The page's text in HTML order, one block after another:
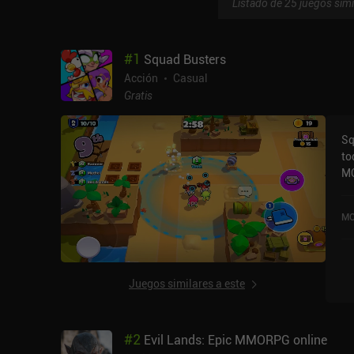
Listado de 25 juegos
#1 Squad Busters
Acción
Casual
Gratis
Juegos similares a este
#2 Evil Lands: Epic MMORPG online